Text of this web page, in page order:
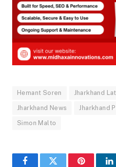
Hemant Soren Jharkhand
Jharkhand News Jharkhand
Simon Malto